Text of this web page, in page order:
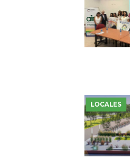
LOCALES